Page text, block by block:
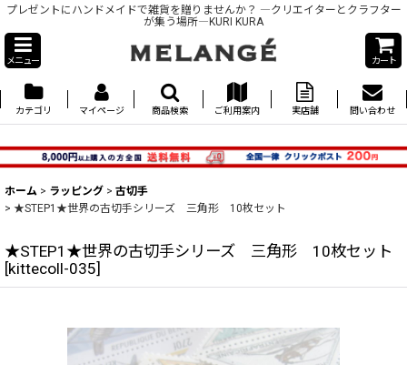
プレゼントにハンドメイドで雑貨を贈りませんか？ ―クリエイターとクラフター
が集う場所―KURI KURA
メニュー カート
カテゴリ マイページ 商品検索 ご利用案内 実店舗 問い合わせ
ホーム > ラッピング > 古切手
> ★STEP1★世界の古切手シリーズ 三角形 10枚セット
★STEP1★世界の古切手シリーズ 三角形 10枚セット
[kittecoll-035]